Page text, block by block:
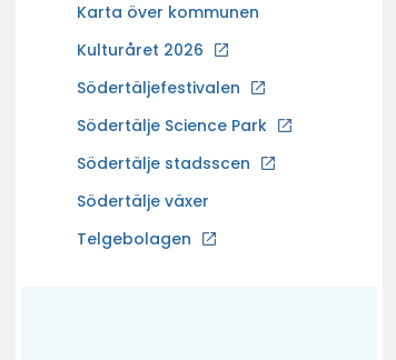
y
t
f
ö
n
t
n
a
y
t
f
ö
Karta över kommunen
Kulturåret 2026
Södertäljefestivalen
Södertälje Science Park
Ö
p
n
a
Södertälje stadsscen
Södertälje växer
Telgebolagen
Ö